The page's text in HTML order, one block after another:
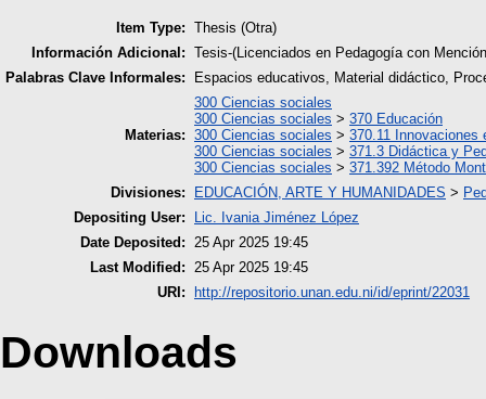
Item Type: Thesis (Otra)
Información Adicional: Tesis-(Licenciados en Pedagogía con
Palabras Clave Informales:
Espacios educativos, Material didáctico,
Materias:
300 Ciencias sociales
300 Ciencias sociales > 370 Educación
300 Ciencias sociales > 370.11 Innovaciones
300 Ciencias sociales > 371.3 Didáctica y
300 Ciencias sociales > 371.392 Método
Divisiones:
EDUCACIÓN, ARTE Y HUMANIDADES >
Depositing User:
Lic. Ivania Jiménez López
Date Deposited:
25 Apr 2025 19:45
Last Modified:
25 Apr 2025 19:45
URI:
http://repositorio.unan.edu.ni/id/eprint/22031
Downloads